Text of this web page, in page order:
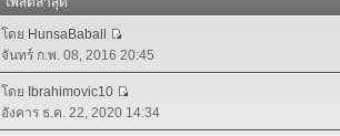
โดย HunsaBaball
จันทร์ ก.พ. 08, 2016 20:45
โดย Ibrahimovic10
อังคาร ธ.ค. 22, 2020 14:34